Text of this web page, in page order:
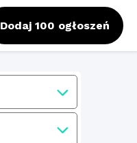
Dodaj 100 ogłoszeń